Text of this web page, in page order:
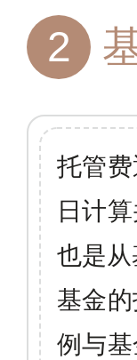
2
托管
日计
也是
基金
例与